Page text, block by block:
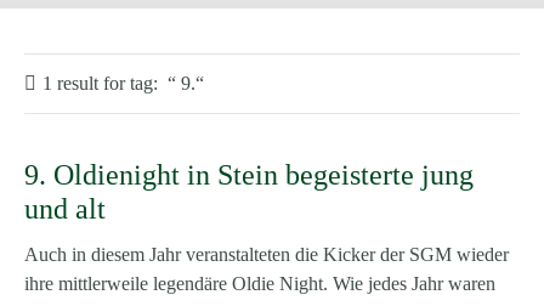
1 result fortag: 9.
9. Oldienight in Stein begeisterte jung
und alt
Auch in diesem Jahr veranstalteten die Kicker der SGM wieder
ihre mittlerweile legendäre Oldie Night. Wie jedes Jahr waren